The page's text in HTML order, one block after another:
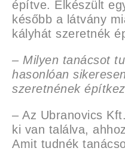
építve. Elkészült
később a látvány
kályhát szeretnék
– Milyen tanácsot
hasonlóan sikeresen
szeretnének
– Az Ubranovics
ki van találva,
Amit tudnék